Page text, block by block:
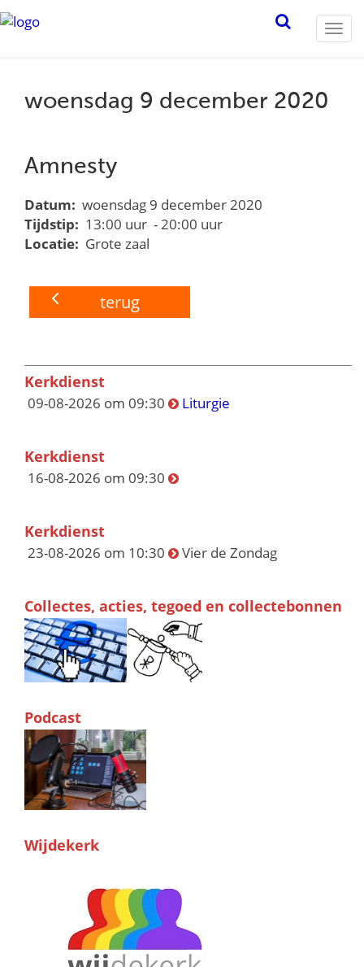
woensdag 9 december 2020
Amnesty
Datum: woensdag 9 december 2020
Tijdstip: 13:00 uur - 20:00 uur
Locatie: Grote zaal
terug
Kerkdienst
09-08-2026 om 09:30 Liturgie
Kerkdienst
16-08-2026 om 09:30
Kerkdienst
23-08-2026 om 10:30 Vier de Zondag
Collectes, acties, tegoed en collectebonnen
Podcast
Wijdekerk